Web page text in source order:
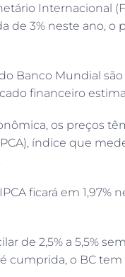
Internacional
de 3% neste ano, o
Banco Mundial
financeiro
os preços
índice que
ficará em 1,97%
de 2,5% a 5,5%
cumprida, o BC